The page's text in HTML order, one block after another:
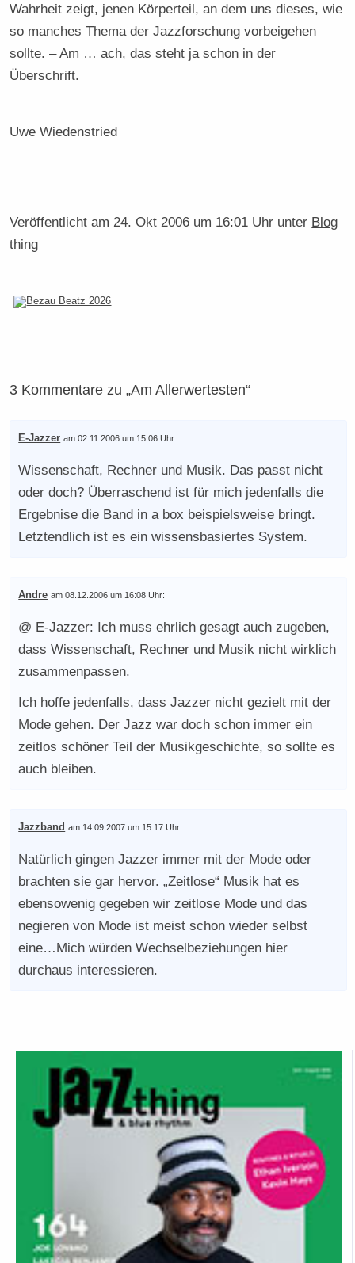
Wahrheit zeigt, jenen Körperteil, an dem uns dieses, wie
so manches Thema der Jazzforschung vorbeigehen
sollte. – Am … ach, das steht ja schon in der
Überschrift.
Uwe Wiedenstried
Veröffentlicht am 24. Okt 2006 um 16:01 Uhr unter Blog
thing
3 Kommentare zu „Am Allerwertesten“
E-Jazzer am 02.11.2006 um 15:06 Uhr:
Wissenschaft, Rechner und Musik. Das passt nicht
oder doch? Überraschend ist für mich jedenfalls die
Ergebnise die Band in a box beispielsweise bringt.
Letztendlich ist es ein wissensbasiertes System.
Andre am 08.12.2006 um 16:08 Uhr:
@ E-Jazzer: Ich muss ehrlich gesagt auch zugeben,
dass Wissenschaft, Rechner und Musik nicht wirklich
zusammenpassen.
Ich hoffe jedenfalls, dass Jazzer nicht gezielt mit der
Mode gehen. Der Jazz war doch schon immer ein
zeitlos schöner Teil der Musikgeschichte, so sollte es
auch bleiben.
Jazzband am 14.09.2007 um 15:17 Uhr:
Natürlich gingen Jazzer immer mit der Mode oder
brachten sie gar hervor. „Zeitlose“ Musik hat es
ebensowenig gegeben wir zeitlose Mode und das
negieren von Mode ist meist schon wieder selbst
eine…Mich würden Wechselbeziehungen hier
durchaus interessieren.